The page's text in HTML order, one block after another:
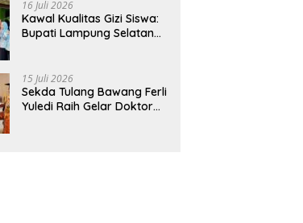
Terintegrasi Pertama di
Lampung
16 Juli 2026
Kawal Kualitas Gizi Siswa:
Bupati Lampung Selatan
Bergizi Gratis di Natar
15 Juli 2026
Sekda Tulang Bawang Ferli
Yuledi Raih Gelar Doktor